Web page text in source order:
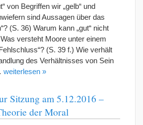
von Begriffen wir „gelb“ und
sind Aussagen über das
(S. 36) Warum kann „gut“ nicht
versteht Moore unter einem
(S. 39 f.) Wie verhält
des Verhältnisses von Sein
weiterlesen »
Sitzung am 5.12.2016 –
der Moral